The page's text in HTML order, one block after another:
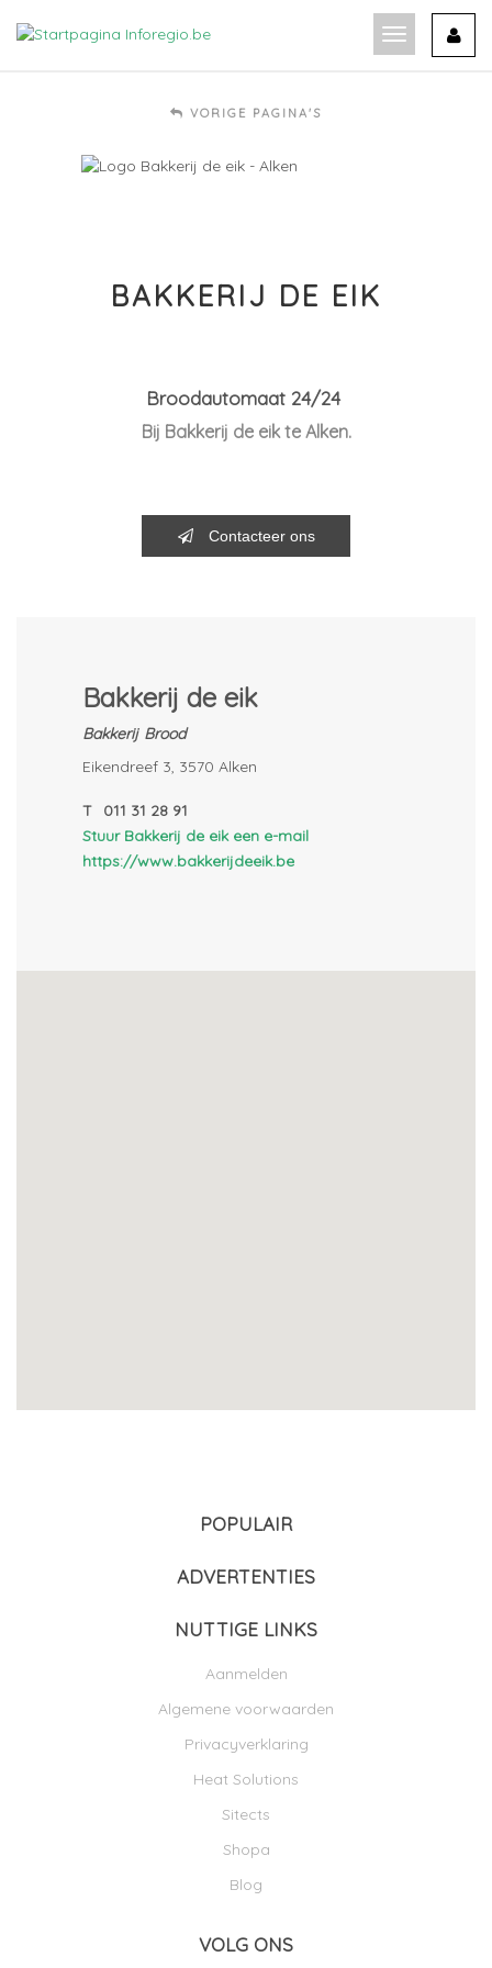
naar
Toon
navigatie
VORIGE PAGINA'S
BAKKERIJ DE EIK
Broodautomaat 24/24
Bij Bakkerij de eik te Alken.
Contacteer ons
Bakkerij de eik
Bakkerij Brood
Eikendreef 3, 3570 Alken
T
011 31 28 91
Stuur Bakkerij de eik een e-mail
https://www.bakkerijdeeik.be
POPULAIR
ADVERTENTIES
NUTTIGE LINKS
Aanmelden
Algemene voorwaarden
Privacyverklaring
Heat Solutions
Sitects
Shopa
Blog
VOLG ONS